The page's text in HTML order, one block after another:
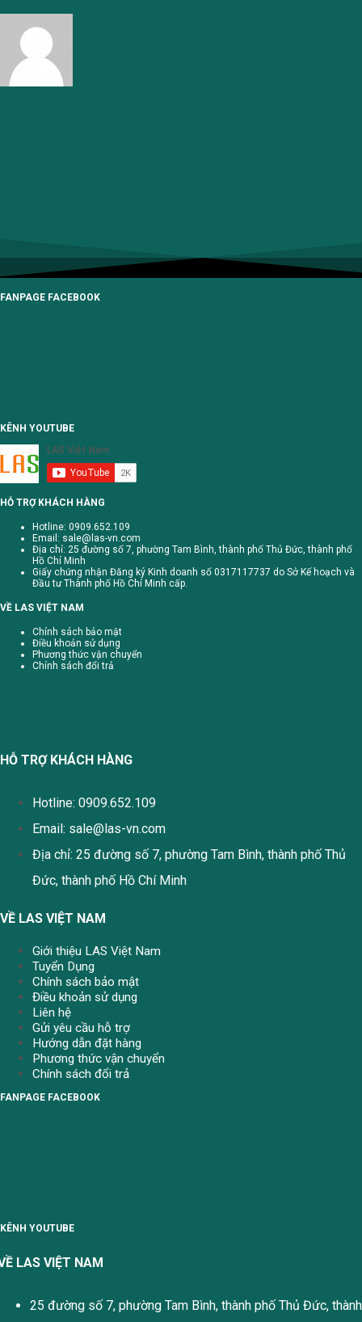
FANPAGE FACEBOOK
KÊNH YOUTUBE
HỖ TRỢ KHÁCH HÀNG
Hotline: 0909.652.109
Email: sale@las-vn.com
Địa chỉ: 25 đường số 7, phường Tam Bình, thành phố Thủ Đức, thành phố
Hồ Chí Minh
Giấy chứng nhận Đăng ký Kinh doanh số 0317117737 do Sở Kế hoạch và
Đầu tư Thành phố Hồ Chí Minh cấp.
VỀ LAS VIỆT NAM
Chính sách bảo mật
Điều khoản sử dụng
Phương thức vận chuyển
Chính sách đổi trả
HỖ TRỢ KHÁCH HÀNG
Hotline: 0909.652.109
Email: sale@las-vn.com
Địa chỉ: 25 đường số 7, phường Tam Bình, thành phố Thủ
Đức, thành phố Hồ Chí Minh
VỀ LAS VIỆT NAM
Giới thiệu LAS Việt Nam
Tuyển Dụng
Chính sách bảo mật
Điều khoản sử dụng
Liên hệ
Gửi yêu cầu hỗ trợ
Hướng dẫn đặt hàng
Phương thức vận chuyển
Chính sách đổi trả
FANPAGE FACEBOOK
KÊNH YOUTUBE
LAS VIỆT NAM
25 đường số 7, phường Tam Bình, thành phố Thủ Đức, thành